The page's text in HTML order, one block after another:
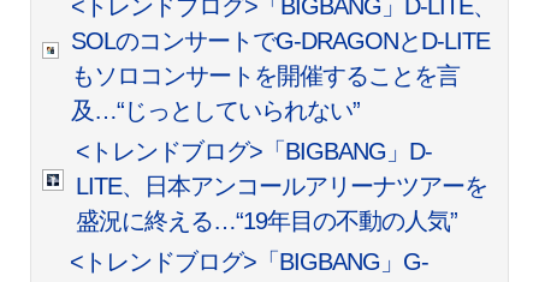
<トレンドブログ>「BIGBANG」D-LITE、
SOLのコンサートでG-DRAGONとD-LITE
もソロコンサートを開催することを言
及…“じっとしていられない”
<トレンドブログ>「BIGBANG」D-
LITE、日本アンコールアリーナツアーを
盛況に終える…“19年目の不動の人気”
<トレンドブログ>「BIGBANG」G-